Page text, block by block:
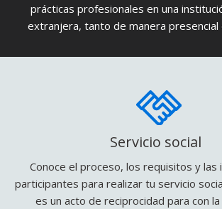
prácticas profesionales en una
extranjera, tanto de manera presencial
Servicio social
Conoce el proceso, los requisitos y las
participantes para realizar tu servicio
es un acto de reciprocidad para con